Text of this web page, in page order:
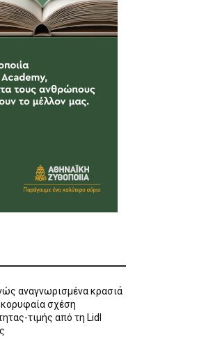
αναγνωρισμένα κρασιά
σχέση
τιμής από τη Lidl